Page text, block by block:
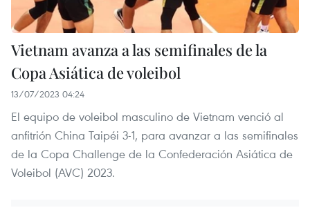
Vietnam avanza a las semifinales de la
Copa Asiática de voleibol
13/07/2023 04:24
El equipo de voleibol masculino de Vietnam venció al
anfitrión China Taipéi 3-1, para avanzar a las semifinales
de la Copa Challenge de la Confederación Asiática de
Voleibol (AVC) 2023.